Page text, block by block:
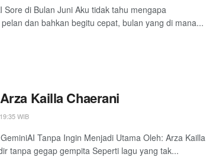
Sore di Bulan Juni Aku tidak tahu mengapa
dan bahkan begitu cepat, bulan yang di mana...
Kailla Chaerani
WIB
Tanpa Ingin Menjadi Utama Oleh: Arza Kailla
tanpa gegap gempita Seperti lagu yang tak...